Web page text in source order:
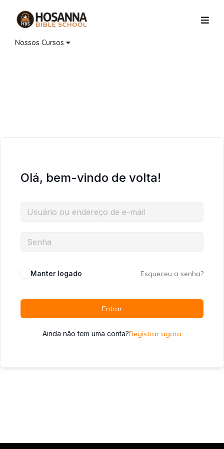
Nossos Cursos
Olá, bem-vindo de volta!
Manter logado Esqueceu a senha?
Entrar
Ainda não tem uma conta?Registrar agora